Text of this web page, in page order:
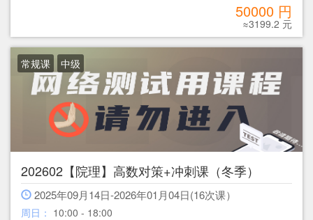
50000 円
≈3199.2 元
常规课 中级
202602【院理】高数对策+冲刺课（冬季）
2025年09月14日-2026年01月04日(16次课）
周日： 10:00 - 18:00